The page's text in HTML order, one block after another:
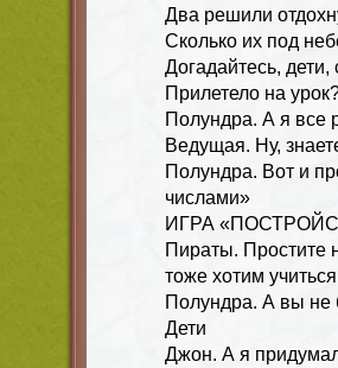
Два решили
Сколько их под
Догадайтесь,
Прилетело на
Полундра. А я все
Ведущая. Ну,
Полундра. Вот и
числами»
ИГРА
Пираты. Простите
тоже хотим
Полундра. А вы не
Дети
Джон. А я